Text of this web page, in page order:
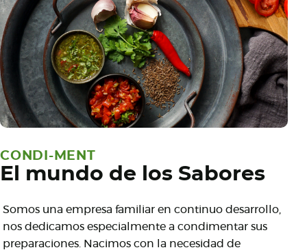
CONDI-MENT
El mundo de los Sabores
Somos una empresa familiar en continuo desarrollo,
nos dedicamos especialmente a condimentar sus
preparaciones. Nacimos con la necesidad de